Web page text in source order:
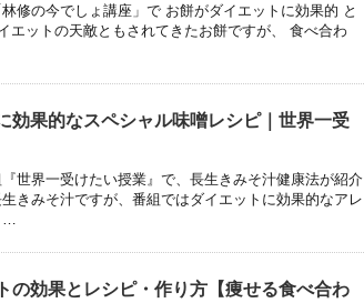
修の今でしょ講座」で お餅がダイエットに効果的 と
ットの天敵ともされてきたお餅ですが、 食べ合わ
効果的なスペシャル味噌レシピ｜世界一受
世界一受けたい授業』で、長生きみそ汁健康法が紹介
きみそ汁ですが、番組ではダイエットに効果的なアレ
の効果とレシピ・作り方【痩せる食べ合わ